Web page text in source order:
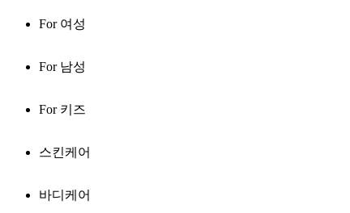
For 여성
For 남성
For 키즈
스킨케어
바디케어